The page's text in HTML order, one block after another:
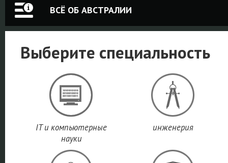
ВСЁ ОБ АВСТРАЛИИ
Выберите специальность
IT и компьютерные
науки
инженерия